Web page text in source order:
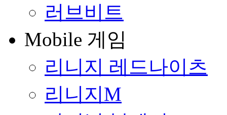
러브비트
Mobile 게임
리니지 레드나이츠
리니지M